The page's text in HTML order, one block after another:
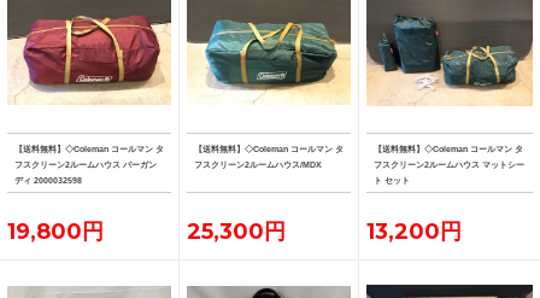
【送料無料】◇Coleman コールマン タ
フスクリーン2ルームハウス バーガン
ディ 2000032598
19,800円
【送料無料】◇Coleman コールマン タ
フスクリーン2ルームハウス/MDX
25,300円
【送料無料】◇Coleman コールマン タ
フスクリーン2ルームハウス マットシー
ト セット
13,200円